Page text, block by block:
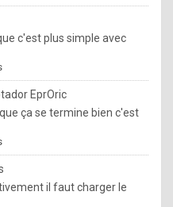
c'est plus simple avec
EprOric
ça se termine bien c'est
il faut charger le